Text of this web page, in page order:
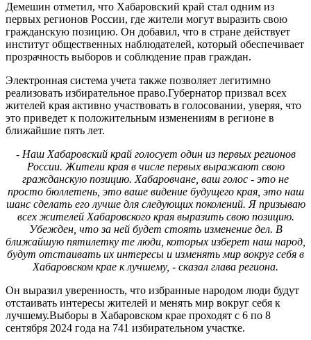
Демешин отметил, что Хабаровский край стал одним из
первых регионов России, где жители могут выразить свою
гражданскую позицию. Он добавил, что в стране действует
институт общественных наблюдателей, который обеспечивает
прозрачность выборов и соблюдение прав граждан.
Электронная система учета также позволяет легитимно
реализовать избирательное право.Губернатор призвал всех
жителей края активно участвовать в голосовании, уверяя, что
это приведет к положительным изменениям в регионе в
ближайшие пять лет.
- Наш Хабаровский край голосует один из первых регионов
России. Жители края в числе первых выражают свою
гражданскую позицию. Хабаровчане, ваш голос - это не
просто бюллетень, это ваше видение будущего края, это наш
шанс сделать его лучше для следующих поколений. Я призываю
всех жителей Хабаровского края выразить свою позицию.
Убежден, что за ней будет стоять изменение дел. В
ближайшую пятилетку те люди, которых изберет наш народ,
будут отстаивать их интересы и изменять мир вокруг себя в
Хабаровском крае к лучшему, - сказал глава региона.
Он выразил уверенность, что избранные народом люди будут
отстаивать интересы жителей и менять мир вокруг себя к
лучшему.Выборы в Хабаровском крае проходят с 6 по 8
сентября 2024 года на 741 избирательном участке.